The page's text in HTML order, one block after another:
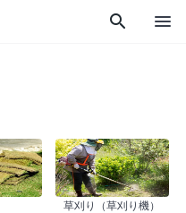
search menu
草刈り（草刈り機）